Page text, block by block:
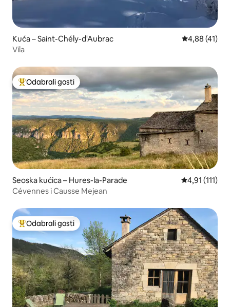
Kuća – Saint-Chély-d'Aubrac Prosječna
4,88 (41)
Vila
Među najviše rangiranima s oznakom „Odabrali gosti”
Odabrali gosti
Seoska kućica – Hures-la-Parade Prosječna
4,91 (111)
Cévennes i Causse Mejean
Među najviše rangiranima s oznakom „Odabrali gosti”
Odabrali gosti